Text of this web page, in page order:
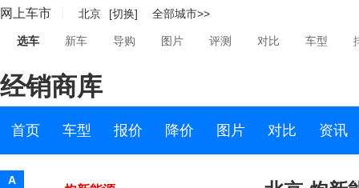
网上车市 北京 [切换] 全部城市>>
选车 新车 导购 图片 评测 对比 车型
经销商库
首页 车型 报价 降价 图片 对比 资讯
A
风骏7EV
炮乘用皮卡
炮越野皮卡